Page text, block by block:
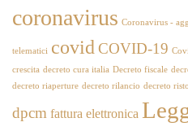
coronavirus Coronavirus -
telematici covid COVID-19
crescita decreto cura italia Decreto fiscale
decreto riaperture decreto rilancio decreto
dpcm fattura elettronica